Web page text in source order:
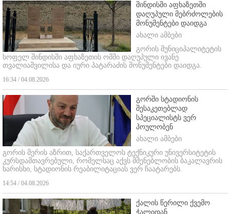
შინდისში აფხაზეთში
დაღუპული მებრძოლების
მონუმენტები დაიდგა
ახალი ამბები
გორის მუნიციპალიტეტის
სოფელ შინდისში აფხაზეთის ომში დაღუპული ივანე
თვალიაშვილისა და იური პატარაძის მონუმენტები დაიდგა.
16:34 / 04.08.2026
გორში სტადიონის
შესაკეთებლად
სპეციალისტს ვერ
პოულობენ
ახალი ამბები
გორის მერის აზრით, საქართველოს ტექნიკური უნივერსიტეტის
კურსდამთავრებული, რომელსაც აქვს მშენებლობის ბაკალავრის
ხარისხი, სტადიონის რეაბილიტაციას ვერ ჩაატარებს.
14:54 / 04.08.2026
ქალის წერილი ქვემო
ჭალიდან